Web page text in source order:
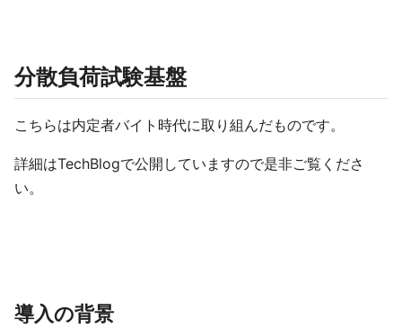
分散負荷試験基盤
こちらは内定者バイト時代に取り組んだものです。
詳細はTechBlogで公開していますので是非ご覧くださ
い。
導入の背景